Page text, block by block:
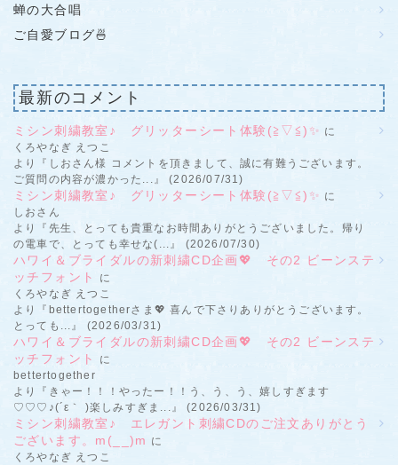
蝉の大合唱
ご自愛ブログ🍜
最新のコメント
ミシン刺繍教室♪ グリッターシート体験(≧▽≦)✨ に
くろやなぎ えつこ
より『しおさん様 コメントを頂きまして、誠に有難うございます。
ご質問の内容が濃かった...』 (2026/07/31)
ミシン刺繍教室♪ グリッターシート体験(≧▽≦)✨ に
しおさん
より『先生、とっても貴重なお時間ありがとうございました。帰り
の電車で、とっても幸せな(...』 (2026/07/30)
ハワイ＆ブライダルの新刺繍CD企画💖 その2 ビーンステ
ッチフォント
に
くろやなぎ えつこ
より『bettertogetherさま💖 喜んで下さりありがとうございます。
とっても...』 (2026/03/31)
ハワイ＆ブライダルの新刺繍CD企画💖 その2 ビーンステ
ッチフォント
に
bettertogether
より『きゃー！！！やったー！！う、う、う、嬉しすぎます
♡♡♡♪(´ε｀ )楽しみすぎま...』 (2026/03/31)
ミシン刺繍教室♪ エレガント刺繍CDのご注文ありがとう
ございます。m(__)m に
くろやなぎ えつこ